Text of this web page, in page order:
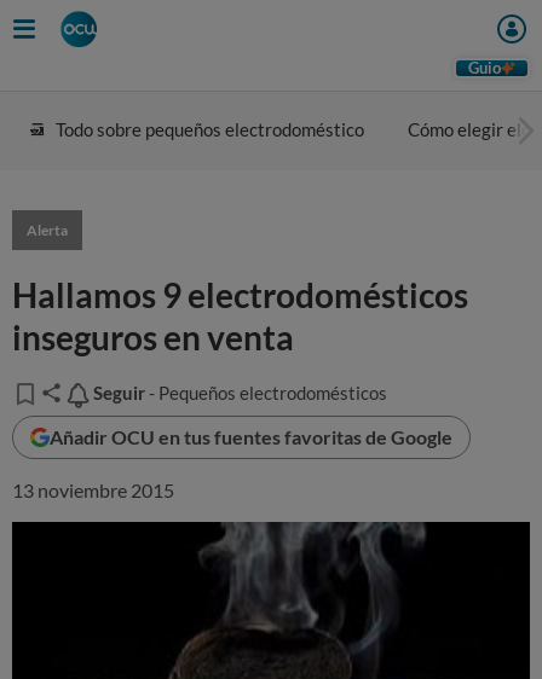
Guio
Todo sobre pequeños electrodoméstico Cómo elegir
Alerta
Hallamos 9 electrodomésticos
inseguros en venta
Seguir
Seguir - Pequeños electrodomésticos
Añadir OCU en tus fuentes favoritas de Google
13 noviembre 2015